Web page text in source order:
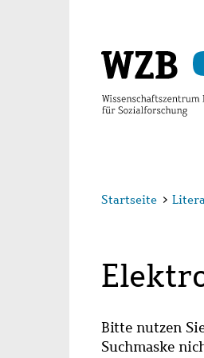
Startseite >
Bitte nutzen
Suchmaske